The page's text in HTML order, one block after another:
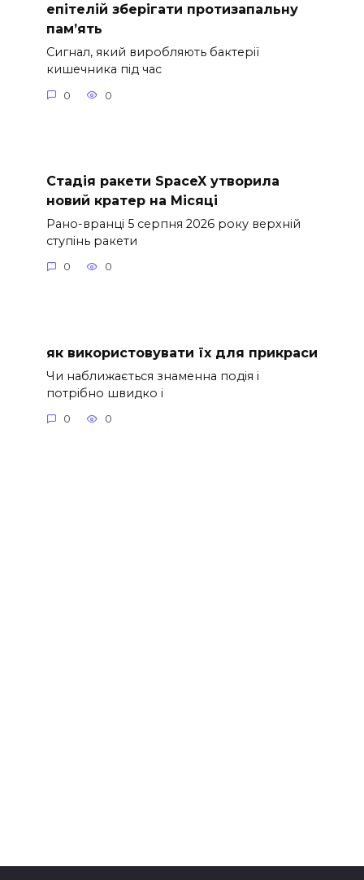
епітелій зберігати протизапальну
пам’ять
Сигнал, який виробляють бактерії
кишечника під час
0 0
Стадія ракети SpaceX утворила
новий кратер на Місяці
Рано-вранці 5 серпня 2026 року верхній
ступінь ракети
0 0
як використовувати їх для прикраси
Чи наближається знаменна подія і
потрібно швидко і
0 0